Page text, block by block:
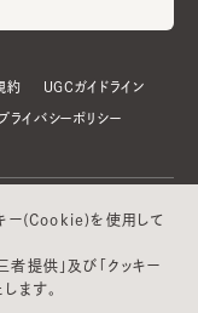
約 UGCガイドライン
ライバシーポリシー
ー(Cookie)を使用して
提供」及び「クッキー
ます。